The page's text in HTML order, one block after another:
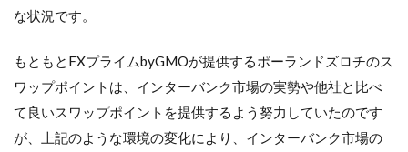
な状況です。
もともとFXプライムbyGMOが提供するポーランドズロチのス
ワップポイントは、インターバンク市場の実勢や他社と比べ
て良いスワップポイントを提供するよう努力していたのです
が、上記のような環境の変化により、インターバンク市場の